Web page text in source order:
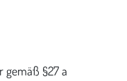
gemäß §27 a